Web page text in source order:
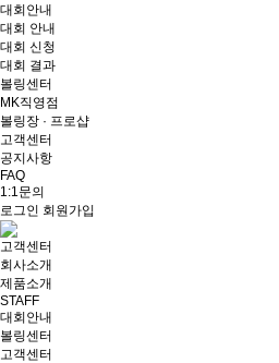
대회안내
대회 안내
대회 신청
대회 결과
볼링센터
MK직영점
볼링장 · 프로샵
고객센터
공지사항
FAQ
1:1문의
로그인 회원가입
고객센터
회사소개
제품소개
STAFF
대회안내
볼링센터
고객센터